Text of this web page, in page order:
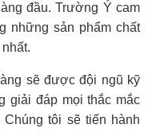
đầu. Trường Ý cam
những sản phẩm chất
sẽ được đội ngũ kỹ
giải đáp mọi thắc mắc
tôi sẽ tiến hành